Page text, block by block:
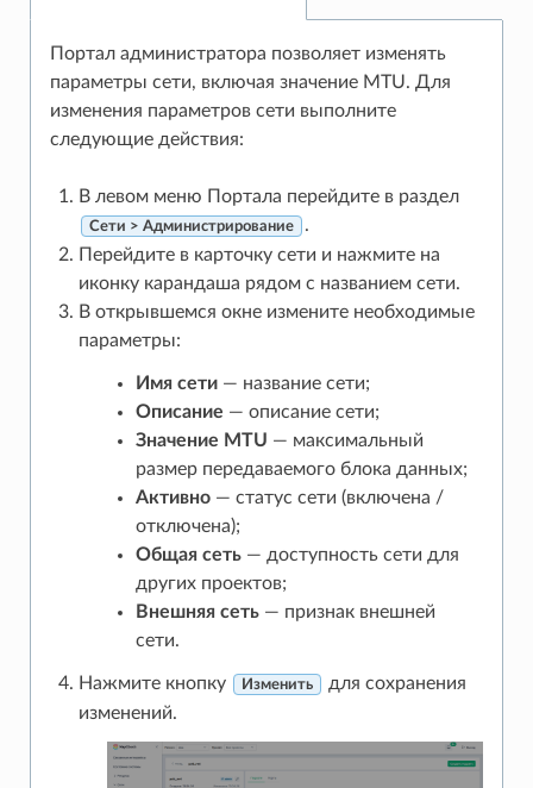
Портал администратора позволяет изменять
параметры сети, включая значение MTU. Для
изменения параметров сети выполните
следующие действия:
В левом меню Портала перейдите в раздел
Сети > Администрирование
.
Перейдите в карточку сети и нажмите на
иконку карандаша рядом с названием сети.
В открывшемся окне измените необходимые
параметры:
Имя сети— название сети;
Описание — описание сети;
Значение MTU — максимальный
размер передаваемого блока данных;
Активно— статус сети (включена /
отключена);
Общая сеть— доступность сети для
других проектов;
Внешняя сеть— признак внешней
сети.
Нажмите кнопку Изменить
для сохранения
изменений.